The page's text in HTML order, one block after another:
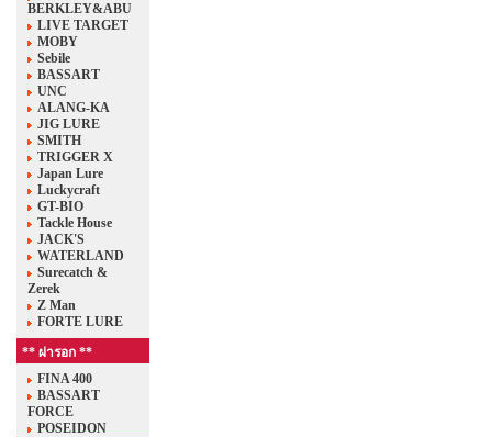
BERKLEY&ABU
LIVE TARGET
MOBY
Sebile
BASSART
UNC
ALANG-KA
JIG LURE
SMITH
TRIGGER X
Japan Lure
Luckycraft
GT-BIO
Tackle House
JACK'S
WATERLAND
Surecatch &
Zerek
Z Man
FORTE LURE
** ผ่ารอก **
FINA 400
BASSART
FORCE
POSEIDON